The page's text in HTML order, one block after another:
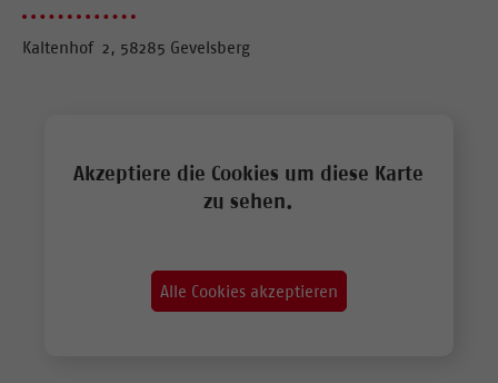
Kaltenhof 2, 58285 Gevelsberg
Akzeptiere die Cookies um diese Karte
zu sehen.
Alle Cookies akzeptieren